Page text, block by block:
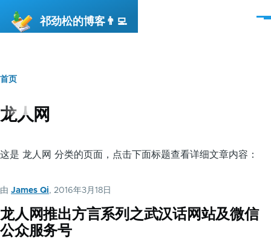
祁劲松的博客👨‍💻
菜
面
包
屑
首页
龙人网
这是 龙人网 分类的页面，点击下面标题查看详细文章内容：
由 James Qi, 2016年3月18日
龙人网推出方言系列之武汉话网站及微信
公众服务号